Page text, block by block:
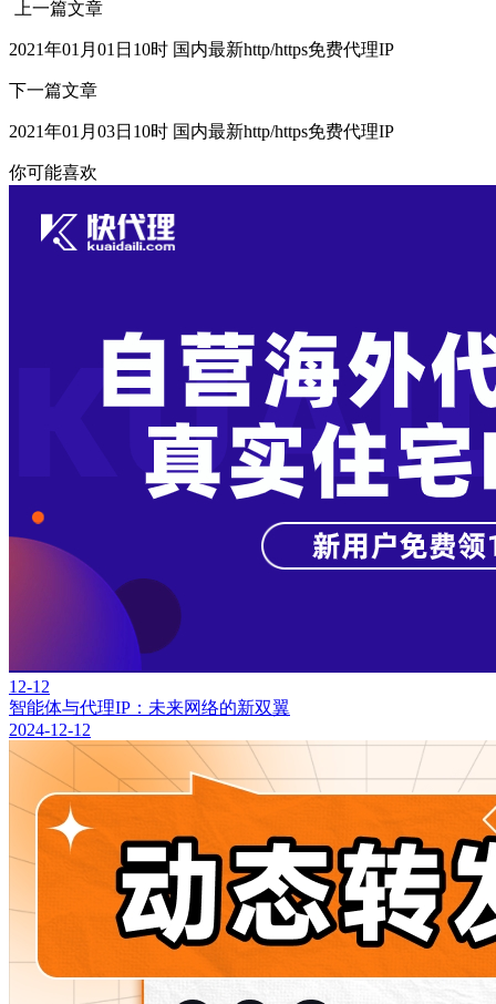
上一篇文章
2021年01月01日10时 国内最新http/https免费代理IP
下一篇文章
2021年01月03日10时 国内最新http/https免费代理IP
你可能喜欢
12-12
智能体与代理IP：未来网络的新双翼
2024-12-12